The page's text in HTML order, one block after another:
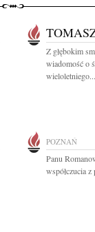
Z głębokim
wiadomość o
wieloletniego...
POZNAŃ
Panu
współczucia